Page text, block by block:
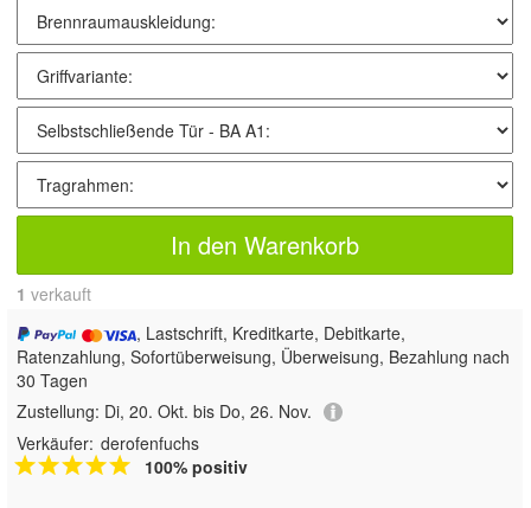
In den Warenkorb
1 verkauft
, Lastschrift, Kreditkarte, Debitkarte,
Ratenzahlung, Sofortüberweisung, Überweisung, Bezahlung nach
30 Tagen
Zustellung: Di, 20. Okt. bis Do, 26. Nov.
Verkäufer: derofenfuchs
100% positiv